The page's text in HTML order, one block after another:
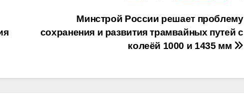
Минстрой России решает проблему
сохранения и развития трамвайных путей с
колеёй 1000 и 1435 мм